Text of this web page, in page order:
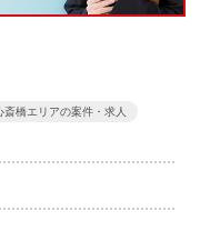
橋エリアの案件・求人